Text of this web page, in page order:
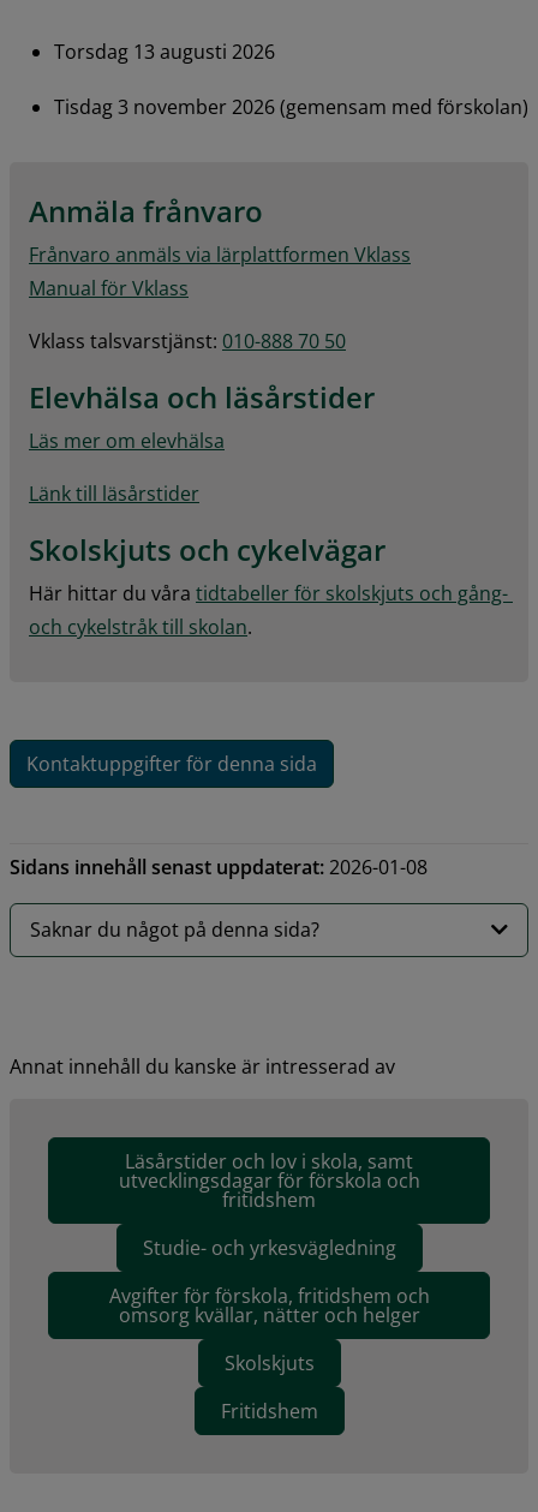
Torsdag 13 augusti 2026
Tisdag 3 november 2026 (gemensam med förskolan)
Anmäla frånvaro
Frånvaro anmäls via lärplattformen Vklass
Manual för Vklass
Vklass talsvarstjänst: 010-888 70 50
Elevhälsa och läsårstider
Läs mer om elevhälsa
Länk till läsårstider
Skolskjuts och cykelvägar
Här hittar du våra tidtabeller för skolskjuts och gång-
och cykelstråk till skolan.
Kontaktuppgifter för denna sida
Sidans innehåll senast uppdaterat:2026-01-08
Saknar du något på denna sida?
Annat innehåll du kanske är intresserad av
Läsårstider och lov i skola, samt
utvecklingsdagar för förskola och
fritidshem
Studie- och yrkesvägledning
Avgifter för förskola, fritidshem och
omsorg kvällar, nätter och helger
Skolskjuts
Fritidshem